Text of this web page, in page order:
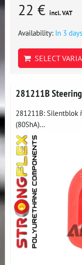
22 € incl. VAT
Availability: In 3 days
SELECT
281211B
281211B: Silentblok
(80ShA)...